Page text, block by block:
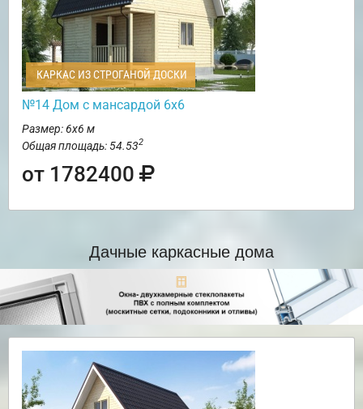
КАРКАС ИЗ СТРОГАНОЙ ДОСКИ
№14 Дом с мансардой 6х6
Размер: 6х6 м
Общая площадь: 54.532
от 1782400
Дачные каркасные дома